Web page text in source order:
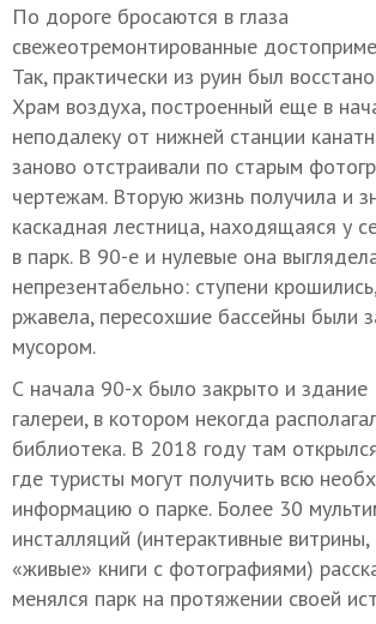
По дороге бросаются в глаза
свежеотремонтированные
Так, практически из руин был
Храм воздуха, построенный еще в
неподалеку от нижней станции
заново отстраивали по старым
чертежам. Вторую жизнь получила и
каскадная лестница, находящаяся у
в парк. В 90-е и нулевые она
непрезентабельно: ступени
ржавела, пересохшие бассейны были
мусором.
С начала 90-х было закрыто и здание
галереи, в котором некогда
библиотека. В 2018 году там
где туристы могут получить всю
информацию о парке. Более 30
инсталляций (интерактивные
«живые» книги с фотографиями)
менялся парк на протяжении своей